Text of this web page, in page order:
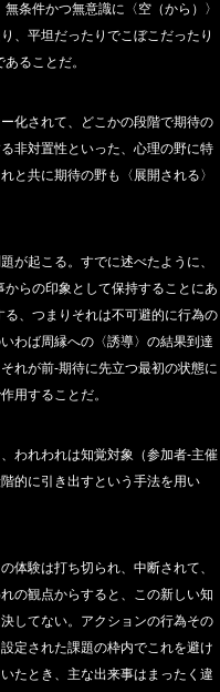
条件かつ無意識に〈空（から）〉
、平坦だったりでこぼこだったり
ることだ。
化されて、どこかの段階で期待の
非対置性といった、心理の野に特
と共に期待の野も〈展開される〉
が起こる。すでに述べたように、
らの印象として保持することにあ
、つまりそれは不可避的に行為の
わば周縁への〈誘導〉の結果到達
れが前‐期待に先立つ最初の状態に
用することだ。
われわれは知覚対象（参加者‐主催
的に引き出すという手法を用い
体験は打ち切られ、中断されて、
の観点からすると、この新しい知
してない。アクションの行為その
定された課題の枠内でこれを避け
たとき、主な出来事はまったく違